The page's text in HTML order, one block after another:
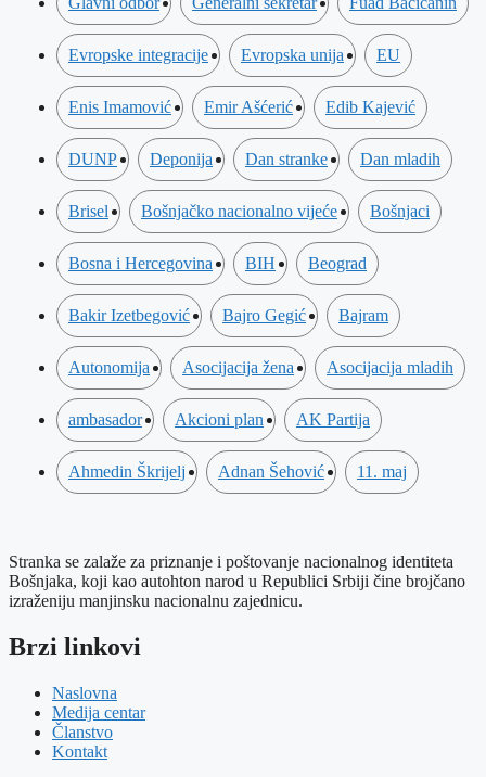
Evropske integracije Evropska unija EU
Enis Imamović Emir Ašćerić Edib Kajević
DUNP Deponija Dan stranke Dan mladih
Brisel Bošnjačko nacionalno vijeće Bošnjaci
Bosna i Hercegovina BIH Beograd
Bakir Izetbegović Bajro Gegić Bajram
Autonomija Asocijacija žena Asocijacija mladih
ambasador Akcioni plan AK Partija
Ahmedin Škrijelj Adnan Šehović 11. maj
Stranka se zalaže za priznanje i poštovanje nacionalnog identiteta
Bošnjaka, koji kao autohton narod u Republici Srbiji čine brojčano
izraženiju manjinsku nacionalnu zajednicu.
Brzi linkovi
Naslovna
Medija centar
Članstvo
Kontakt